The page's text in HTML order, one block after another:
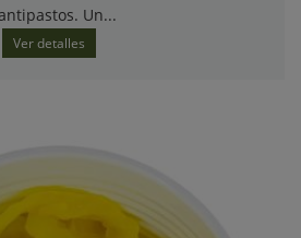
Un...
Ver detalles